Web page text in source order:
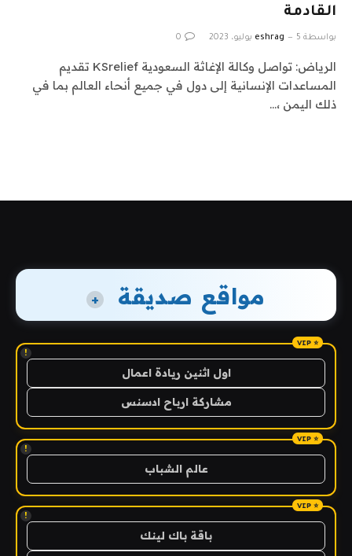
القادمة
بواسطة eshrag 5 يوليو، 2023 0
الرياض: تواصل وكالة الإغاثة السعودية KSrelief تقديم
المساعدات الإنسانية إلى دول في جميع أنحاء العالم بما في
ذلك اليمن ،…
مواقع صديقة +
!
اول اثنين ريادة اعمال
مشاركة ارباح ادسنس
!
عالم الشباب
!
باقة باك لينك